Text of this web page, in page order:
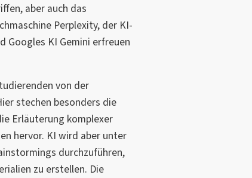
aber auch das
Perplexity, der KI-
Googles KI Gemini erfreuen
von der
stechen besonders die
Erläuterung komplexer
hervor. KI wird aber unter
durchzuführen,
zu erstellen. Die